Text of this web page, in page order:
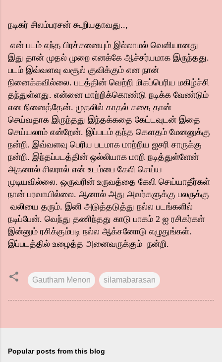
நடிகர் சிலம்பரசன் கூறியதாவது..,
என் படம் எந்த பிரச்சனையும் இல்லாமல் வெளியானது
இது தான் முதல் முறை எனக்கே ஆச்சர்யமாக இருந்தது.
படம் இவ்வளவு வசூல் குவிக்கும் என நான்
நினைக்கவில்லை. படத்தின் வெற்றி மிகப்பெரிய மகிழ்ச்சி
தந்துள்ளது. என்னை மாற்றிக்கொண்டு நடிக்க வேண்டும்
என நினைத்தேன். முதலில் காதல் கதை தான்
செய்வதாக இருந்தது இந்தக்கதை கேட்டவுடன் இதை
செய்யலாம் என்றேன். இப்படம் தந்த கௌதம் மேனனுக்கு
நன்றி. இவ்வளவு பெரிய படமாக மாற்றிய ஐசரி சாருக்கு
நன்றி. இந்தப்படத்தின் ஒல்லியாக மாறி நடித்துள்ளேன்
அதனால் சிலரால் என் உடம்பை கேலி செய்ய
முடியவில்லை. ஒருவரின் உருவத்தை கேலி செய்யாதீர்கள்
நான் பரவாயில்லை. ஆனால் அது அவர்களுக்கு பலருக்கு
வலியை தரும். இனி அடுத்தடுத்து நல்ல படங்களில்
நடிப்பேன். வெந்து தணிந்தது காடு பாகம் 2 ஐ ரசிகர்கள்
இன்னும் ரசிக்கும்படி நல்ல ஆக்சனோடு எழுதுங்கள்.
இப்படத்தில் உழைத்த அனைவருக்கும் நன்றி.
Gautham Menon silamabarasan
Popular posts from this blog